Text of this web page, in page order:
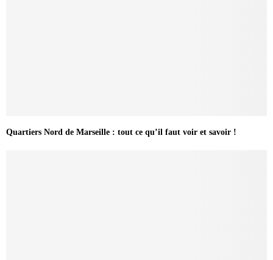
Quartiers Nord de Marseille : tout ce qu’il faut voir et savoir !